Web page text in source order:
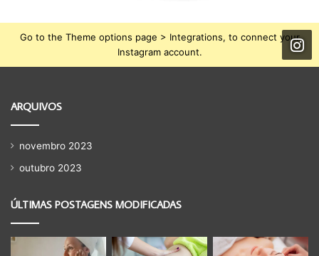
Go to the Theme options page > Integrations, to connect your
Instagram account.
ARQUIVOS
novembro 2023
outubro 2023
ÚLTIMAS POSTAGENS MODIFICADAS